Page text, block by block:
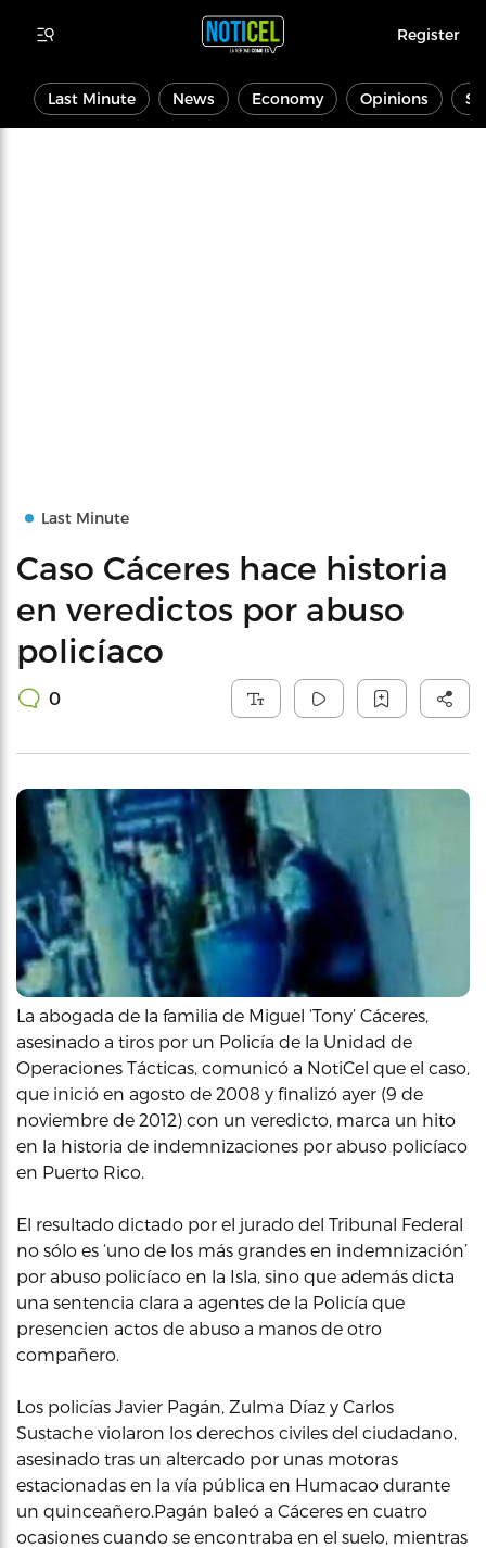
Register
Last Minute News Economy Opinions
Last Minute
Caso Cáceres hace historia
en veredictos por abuso
policíaco
0
La abogada de la familia de Miguel ‘Tony’ Cáceres,
asesinado a tiros por un Policía de la Unidad de
Operaciones Tácticas, comunicó a NotiCel que el caso,
que inició en agosto de 2008 y finalizó ayer (9 de
noviembre de 2012) con un veredicto, marca un hito
en la historia de indemnizaciones por abuso policíaco
en Puerto Rico.
El resultado dictado por el jurado del Tribunal Federal
no sólo es ‘uno de los más grandes en indemnización’
por abuso policíaco en la Isla, sino que además dicta
una sentencia clara a agentes de la Policía que
presencien actos de abuso a manos de otro
compañero.
Los policías Javier Pagán, Zulma Díaz y Carlos
Sustache violaron los derechos civiles del ciudadano, ​
asesinado tras un altercado por unas motoras
estacionadas en la vía pública en Humacao durante
un quinceañero.Pagán baleó a Cáceres en cuatro
ocasiones cuando se encontraba en el suelo, mientras